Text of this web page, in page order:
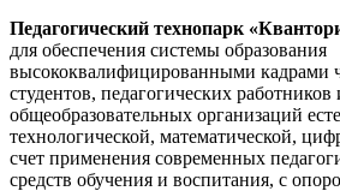
Педагогический технопарк
для обеспечения системы образования
высококвалифицированными кадрами
студентов, педагогических
общеобразовательных организаций
технологической, математической,
счет применения современных
средств обучения и воспитания, с